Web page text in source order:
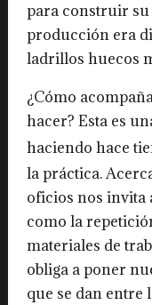
para construir su
producción era
ladrillos huecos
¿Cómo
hacer? Esta es
haciendo hace
la práctica.
oficios nos invita
como la
materiales de
obliga a poner
que se dan entre